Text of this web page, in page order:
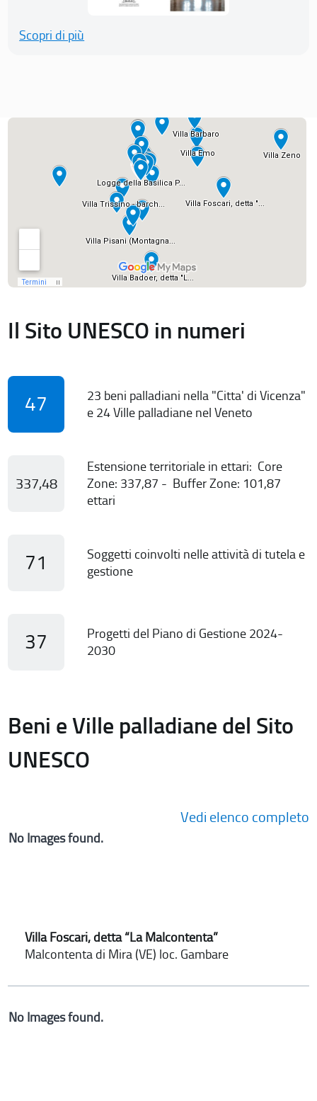
Scopri di più
Il Sito UNESCO in numeri
47
23 beni palladiani nella "Citta' di Vicenza"
e 24 Ville palladiane nel Veneto
337,48
Estensione territoriale in ettari: Core
Zone: 337,87 - Buffer Zone: 101,87
ettari
71
Soggetti coinvolti nelle attività di tutela e
gestione
37
Progetti del Piano di Gestione 2024-
2030
Beni e Ville palladiane del Sito
UNESCO
Vedi elenco completo
No Images found.
Villa Foscari, detta “La Malcontenta”
Malcontenta di Mira (VE) loc. Gambare
No Images found.